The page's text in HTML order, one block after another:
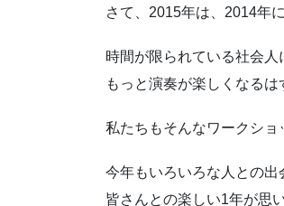
さて、2015年は、2014年
時間が限られている社会人
もっと演奏が楽しくなるは
私たちもそんなワークショ
今年もいろいろな人との出
皆さんとの楽しい1年が思